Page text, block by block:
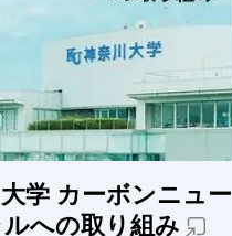
学 カーボンニュー
への取り組み